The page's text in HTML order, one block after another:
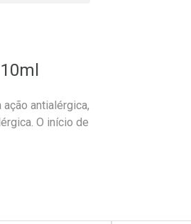
antialérgica,
O início de